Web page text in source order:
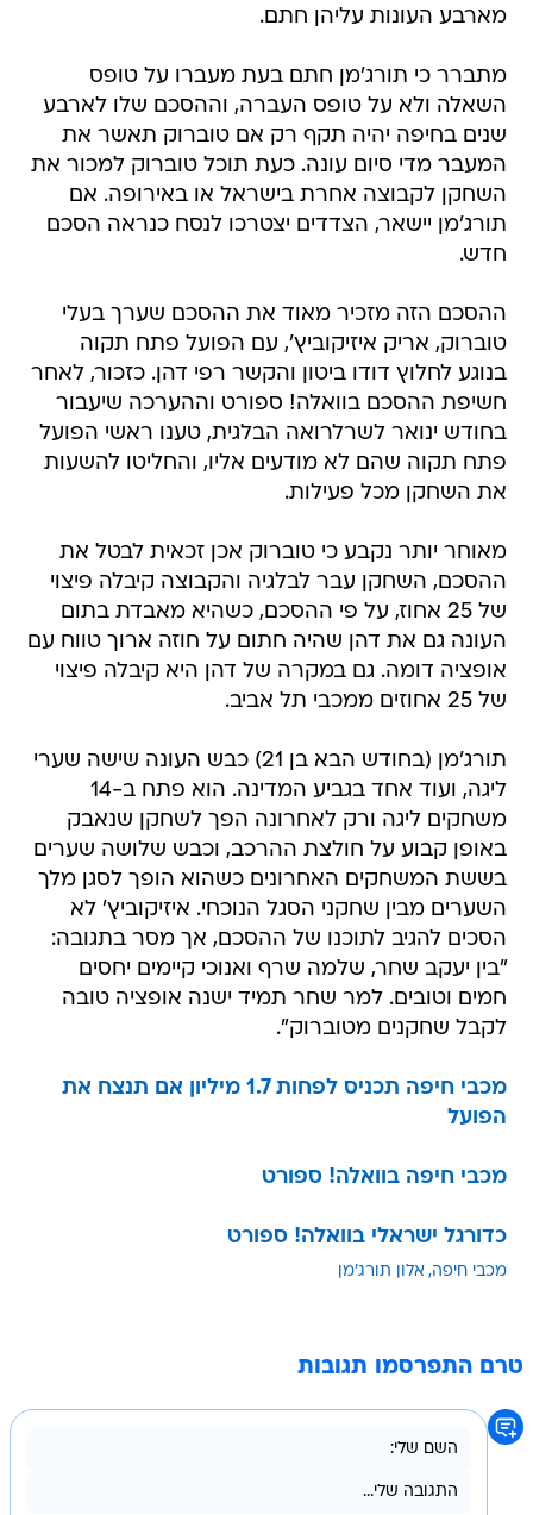
מארבע העונות עליהן חתם.
מתברר כי תורג'מן חתם בעת מעברו על טופס
השאלה ולא על טופס העברה, וההסכם שלו לארבע
שנים בחיפה יהיה תקף רק אם טוברוק תאשר את
המעבר מדי סיום עונה. כעת תוכל טוברוק למכור את
השחקן לקבוצה אחרת בישראל או באירופה. אם
תורג'מן יישאר, הצדדים יצטרכו לנסח כנראה הסכם
חדש.
ההסכם הזה מזכיר מאוד את ההסכם שערך בעלי
טוברוק, אריק איזיקוביץ', עם הפועל פתח תקוה
בנוגע לחלוץ דודו ביטון והקשר רפי דהן. כזכור, לאחר
חשיפת ההסכם בוואלה! ספורט וההערכה שיעבור
בחודש ינואר לשרלרואה הבלגית, טענו ראשי הפועל
פתח תקוה שהם לא מודעים אליו, והחליטו להשעות
את השחקן מכל פעילות.
מאוחר יותר נקבע כי טוברוק אכן זכאית לבטל את
ההסכם, השחקן עבר לבלגיה והקבוצה קיבלה פיצוי
של 25 אחוז, על פי ההסכם, כשהיא מאבדת בתום
העונה גם את דהן שהיה חתום על חוזה ארוך טווח עם
אופציה דומה. גם במקרה של דהן היא קיבלה פיצוי
של 25 אחוזים ממכבי תל אביב.
תורג'מן (בחודש הבא בן 21) כבש העונה שישה שערי
ליגה, ועוד אחד בגביע המדינה. הוא פתח ב-14
משחקים ליגה ורק לאחרונה הפך לשחקן שנאבק
באופן קבוע על חולצת ההרכב, וכבש שלושה שערים
בששת המשחקים האחרונים כשהוא הופך לסגן מלך
השערים מבין שחקני הסגל הנוכחי. איזיקוביץ' לא
הסכים להגיב לתוכנו של ההסכם, אך מסר בתגובה:
"בין יעקב שחר, שלמה שרף ואנוכי קיימים יחסים
חמים וטובים. למר שחר תמיד ישנה אופציה טובה
לקבל שחקנים מטוברוק".
מכבי חיפה תכניס לפחות 1.7 מיליון אם תנצח את
הפועל
מכבי חיפה בוואלה! ספורט
כדורגל ישראלי בוואלה! ספורט
מכבי חיפה אלון תורג'מן
טרם התפרסמו תגובות